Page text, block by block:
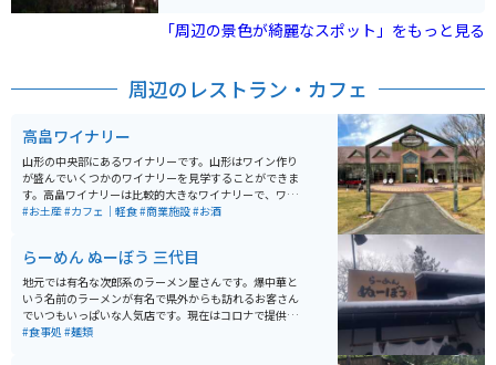
日の日中であれば、混雑具合もだいぶ違うと思いますの
で、混雑を避けたい方には平日の昼間に行く事をオスス
「周辺の景色が綺麗なスポット」をもっと見る
周辺のレストラン・カフェ
高畠ワイナリー
山形の中央部にあるワイナリーです。山形はワイン作り
が盛んでいくつかのワイナリーを見学することができま
す。高畠ワイナリーは比較的大きなワイナリーで、ワイ
ン工場の見学もできます。もちろんお土産としてワイン
#お土産#カフェ｜軽食#商業施設#お酒
らーめん ぬーぼう 三代目
地元では有名な次郎系のラーメン屋さんです。爆中華と
いう名前のラーメンが有名で県外からも訪れるお客さん
でいつもいっぱいな人気店です。現在はコロナで提供し
ていませんが、大きなきくらげが食べ放題という粋なサ
#食事処 #麺類